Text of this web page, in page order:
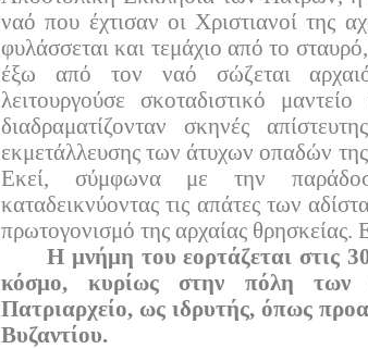
ναό που έχτισαν οι Χριστιανοί της
φυλάσσεται και τεμάχιο από το
έξω από τον ναό σώζεται
λειτουργούσε σκοταδιστικό μαντείο
διαδραματίζονταν σκηνές
εκμετάλλευσης των άτυχων οπαδών
Εκεί, σύμφωνα με την
καταδεικνύοντας τις απάτες των
πρωτογονισμό της αρχαίας
Η μνήμη του εορτάζεται στις
κόσμο, κυρίως στην πόλη των
Πατριαρχείο, ως ιδρυτής, όπως
Βυζαντίου.